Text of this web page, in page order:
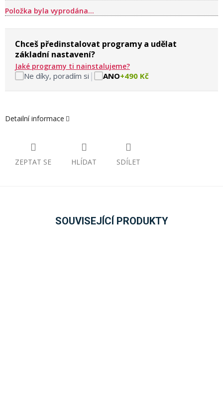
Chceš předinstalovat programy a udělat
základní nastavení?
Jaké programy ti nainstalujeme?
Ne díky, poradím si | ANO+490 Kč
Položka byla vyprodána…
Detailní informace
ZEPTAT SE HLÍDAT SDÍLET
SOUVISEJÍCÍ PRODUKTY